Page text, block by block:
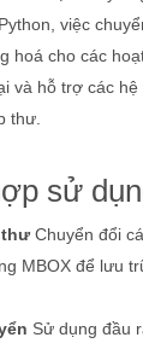
việc
hoá cho các
và hỗ trợ các
thư.
sử
Chuyển đổi
MBOX để lưu
Sử dụng đầu